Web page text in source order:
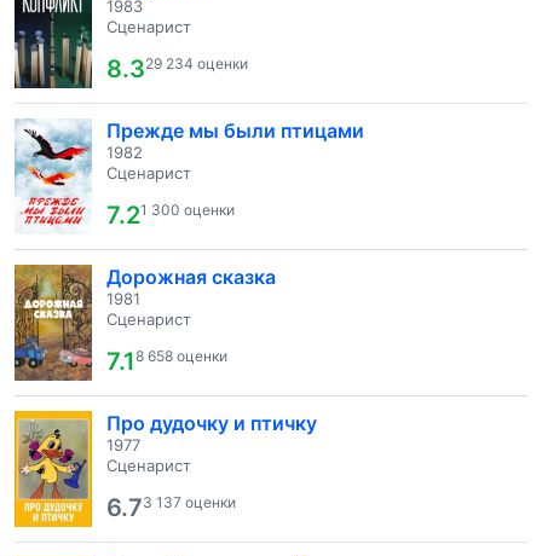
1983
Сценарист
8.329 234 оценки
Прежде мы были птицами
1982
Сценарист
7.21 300 оценки
Дорожная сказка
1981
Сценарист
7.18 658 оценки
Про дудочку и птичку
1977
Сценарист
6.73 137 оценки